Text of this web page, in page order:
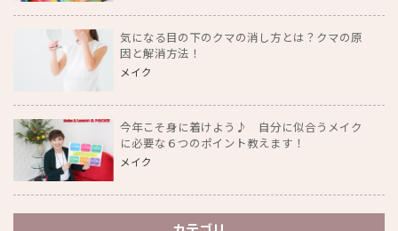
気になる目の下のクマの消し方とは？クマの原
因と解消方法！
メイク
今年こそ身に着けよう♪ 自分に似合うメイク
に必要な６つのポイント教えます！
メイク